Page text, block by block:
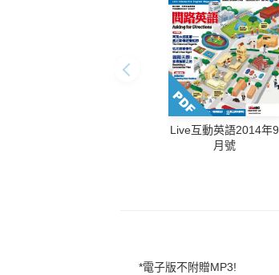
Live互動英語2014年9
月號
*電子版不附贈MP3!